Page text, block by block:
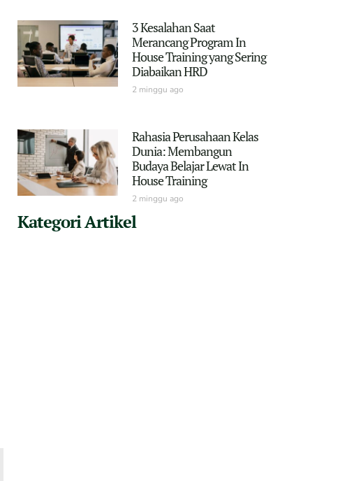
3 Kesalahan Saat
Merancang Program In
House Training yang Sering
Diabaikan HRD
2 minggu ago
Rahasia Perusahaan Kelas
Dunia: Membangun
Budaya Belajar Lewat In
House Training
2 minggu ago
Kategori Artikel